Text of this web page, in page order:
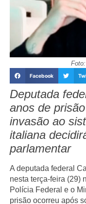
Facebook
Deputada
anos de
invasão ao
italiana
parlamentar
A deputada federal
nesta terça-feira (29)
Polícia Federal e o
prisão ocorreu após